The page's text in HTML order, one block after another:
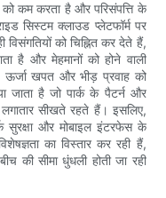
को कम करता है और परिसंपत्ति के
सिस्टम क्लाउड प्लेटफॉर्म पर
को चिह्नित कर देते हैं,
है और मेहमानों को होने वाली
खपत और भीड़ प्रवाह को
जाता है जो पार्क के पैटर्न और
सीखते रहते हैं। इसलिए,
सुरक्षा और मोबाइल इंटरफेस के
का विस्तार कर रही हैं,
की सीमा धुंधली होती जा रही